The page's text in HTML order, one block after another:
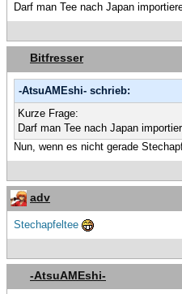
Darf man Tee nach Japan
Bitfresser
-AtsuAMEshi- schrieb:
Kurze Frage:
Darf man Tee nach Japan
Nun, wenn es nicht gerade
adv
Stechapfeltee
-AtsuAMEshi-